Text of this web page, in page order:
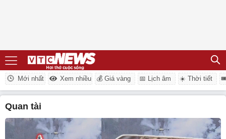
Mới nhất Xem nhiều 💰 Giá vàng 📅 Lịch âm ☀️ Thời tiết
quan tài